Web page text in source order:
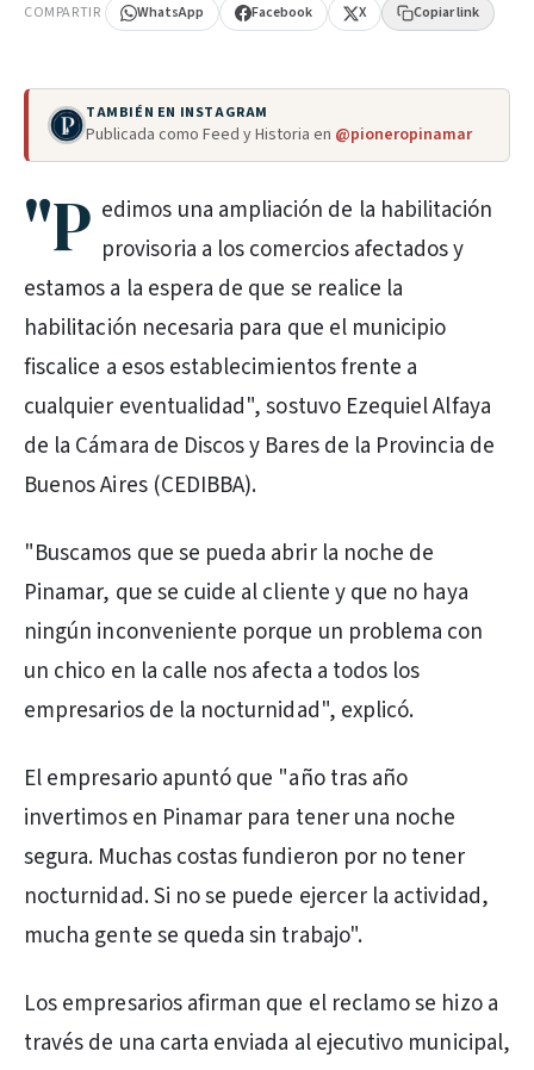
COMPARTIR WhatsApp Facebook X Copiar link
TAMBIÉN EN INSTAGRAM
Publicada como Feed y Historia en @pioneropinamar
"P edimos una ampliación de la habilitación
provisoria a los comercios afectados y
estamos a la espera de que se realice la
habilitación necesaria para que el municipio
fiscalice a esos establecimientos frente a
cualquier eventualidad", sostuvo Ezequiel Alfaya
de la Cámara de Discos y Bares de la Provincia de
Buenos Aires (CEDIBBA).
"Buscamos que se pueda abrir la noche de
Pinamar, que se cuide al cliente y que no haya
ningún inconveniente porque un problema con
un chico en la calle nos afecta a todos los
empresarios de la nocturnidad", explicó.
El empresario apuntó que "año tras año
invertimos en Pinamar para tener una noche
segura. Muchas costas fundieron por no tener
nocturnidad. Si no se puede ejercer la actividad,
mucha gente se queda sin trabajo".
Los empresarios afirman que el reclamo se hizo a
través de una carta enviada al ejecutivo municipal,